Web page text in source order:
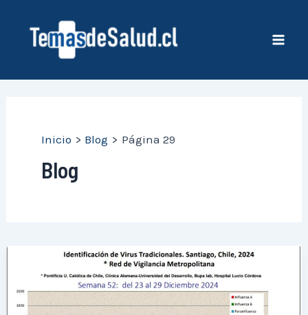
contenido
Inicio Blog Página 29
Blog